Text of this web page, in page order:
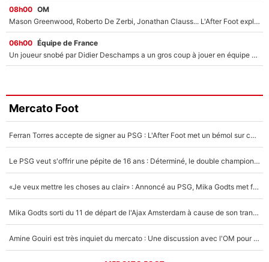
08h00 OM
Mason Greenwood, Roberto De Zerbi, Jonathan Clauss... L'After Foot explique pourquoi Medhi Benatia a craqué à l'OM !
06h00 Équipe de France
Un joueur snobé par Didier Deschamps a un gros coup à jouer en équipe de France : Zinedine Zidane a trouvé son numéro 9 ?
Mercato Foot
Ferran Torres accepte de signer au PSG : L'After Foot met un bémol sur ce transfert, le champion du monde va couter trop cher ?
Le PSG veut s'offrir une pépite de 16 ans : Déterminé, le double champion d'Europe en titre est prêt à lâcher 40M€ pour celui que l'on compare déjà à Vinicius Jr !
«Je veux mettre les choses au clair» : Annoncé au PSG, Mika Godts met fin au suspense et éteint la polémique sur son transfert !
Mika Godts sorti du 11 de départ de l'Ajax Amsterdam à cause de son transfert imminent vers le PSG ? Son agent répond cash !
Amine Gouiri est très inquiet du mercato : Une discussion avec l'OM pour acter son transfert !